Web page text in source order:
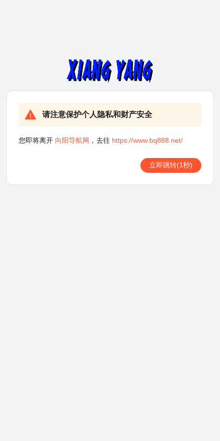
请注意保护个人隐私和财产安全
您即将离开 向阳导航网 ，去往 https://www.bq888.net/
立即跳转(1秒)